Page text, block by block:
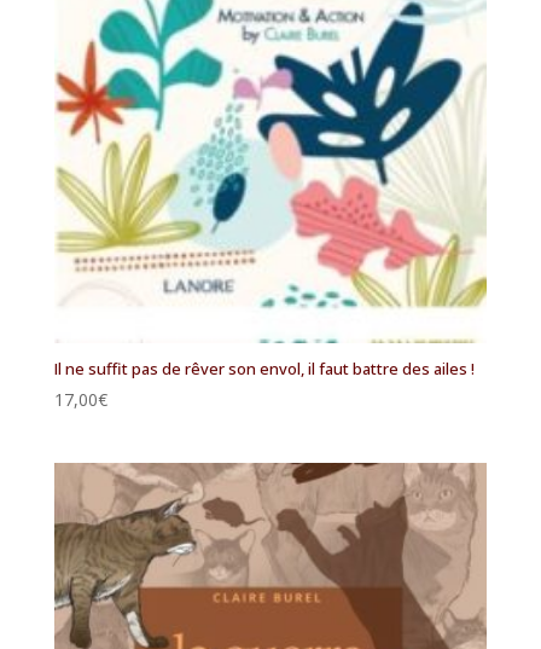
Il ne suffit pas de rêver son envol, il faut battre des ailes !
17,00€